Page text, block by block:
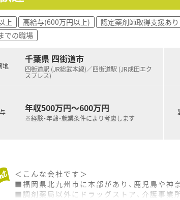
上 高給与(600万円以上) 認定薬剤師取得支援あり
での職場
地
千葉県 四街道市
四街道駅 (JR総武本線)／四街道駅 (JR成田エク
スプレス)
年収500万円～600万円
※経験・年齢・就業条件により考慮します
＜こんな会社です＞
■福岡県北九州市に本部があり、鹿児島や神
■調剤薬局以外にドラッグストア、介護事業